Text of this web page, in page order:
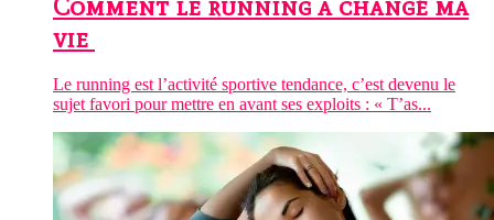
vie
Le running est l’activité sportive tendance, c’est devenu le
sujet favori pour mettre en avant ses exploits : « T’as...